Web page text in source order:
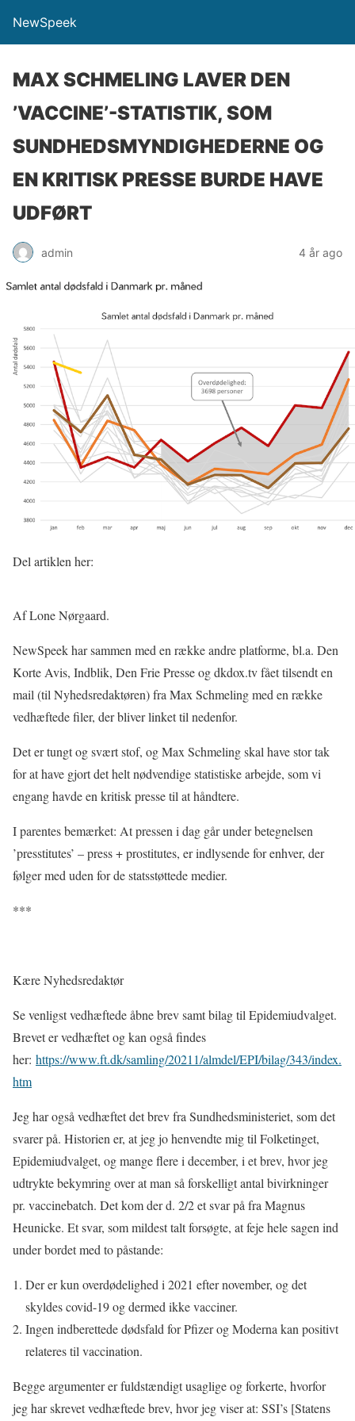
NewSpeek
MAX SCHMELING LAVER DEN
’VACCINE’-STATISTIK, SOM
SUNDHEDSMYNDIGHEDERNE OG
EN KRITISK PRESSE BURDE HAVE
UDFØRT
admin 4 år ago
Del artiklen her:
Af Lone Nørgaard.
NewSpeek har sammen med en række andre platforme, bl.a. Den
Korte Avis, Indblik, Den Frie Presse og dkdox.tv fået tilsendt en
mail (til Nyhedsredaktøren) fra Max Schmeling med en række
vedhæftede filer, der bliver linket til nedenfor.
Det er tungt og svært stof, og Max Schmeling skal have stor tak
for at have gjort det helt nødvendige statistiske arbejde, som vi
engang havde en kritisk presse til at håndtere.
I parentes bemærket: At pressen i dag går under betegnelsen
’presstitutes’ – press + prostitutes, er indlysende for enhver, der
følger med uden for de statsstøttede medier.
***
Kære Nyhedsredaktør
Se venligst vedhæftede åbne brev samt bilag til Epidemiudvalget.
Brevet er vedhæftet og kan også findes
her: https://www.ft.dk/samling/20211/almdel/EPI/bilag/343/index.
htm
Jeg har også vedhæftet det brev fra Sundhedsministeriet, som det
svarer på. Historien er, at jeg jo henvendte mig til Folketinget,
Epidemiudvalget, og mange flere i december, i et brev, hvor jeg
udtrykte bekymring over at man så forskelligt antal bivirkninger
pr. vaccinebatch. Det kom der d. 2/2 et svar på fra Magnus
Heunicke. Et svar, som mildest talt forsøgte, at feje hele sagen ind
under bordet med to påstande:
Der er kun overdødelighed i 2021 efter november, og det
skyldes covid-19 og dermed ikke vacciner.
Ingen indberettede dødsfald for Pfizer og Moderna kan positivt
relateres til vaccination.
Begge argumenter er fuldstændigt usaglige og forkerte, hvorfor
jeg har skrevet vedhæftede brev, hvor jeg viser at: SSI’s [Statens